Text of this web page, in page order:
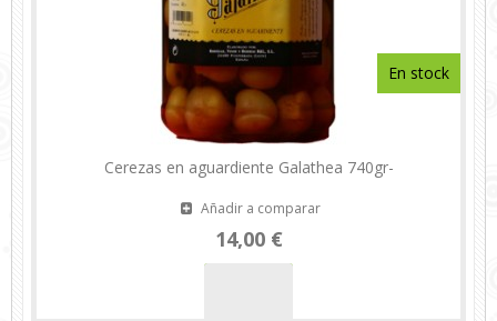
Cerezas en aguardiente Galathea 740gr-
Añadir a comparar
14,00 €
En stock